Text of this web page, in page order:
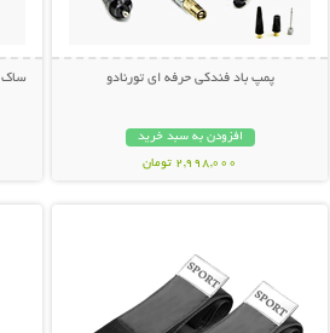
پمپ باد فندکی حرفه ای تورنادو
افزودن به سبد خرید
2,998,000 تومان